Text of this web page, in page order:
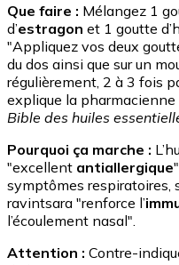
Que faire : Mélangez 1
d’estragon et 1 goutte
"Appliquez vos deux
du dos ainsi que sur un
régulièrement, 2 à 3 fois
explique la pharmacienne
Bible des huiles
Pourquoi ça marche :
"excellent antiallergique
symptômes respiratoires,
ravintsara "renforce l’
l’écoulement nasal".
Attention : Contre-